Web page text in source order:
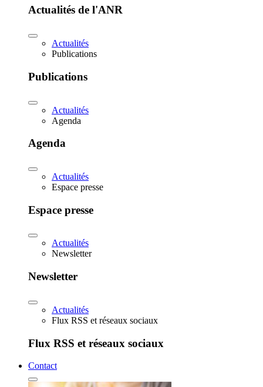
Actualités de l'ANR
Actualités
Publications
Publications
Actualités
Agenda
Agenda
Actualités
Espace presse
Espace presse
Actualités
Newsletter
Newsletter
Actualités
Flux RSS et réseaux sociaux
Flux RSS et réseaux sociaux
Contact